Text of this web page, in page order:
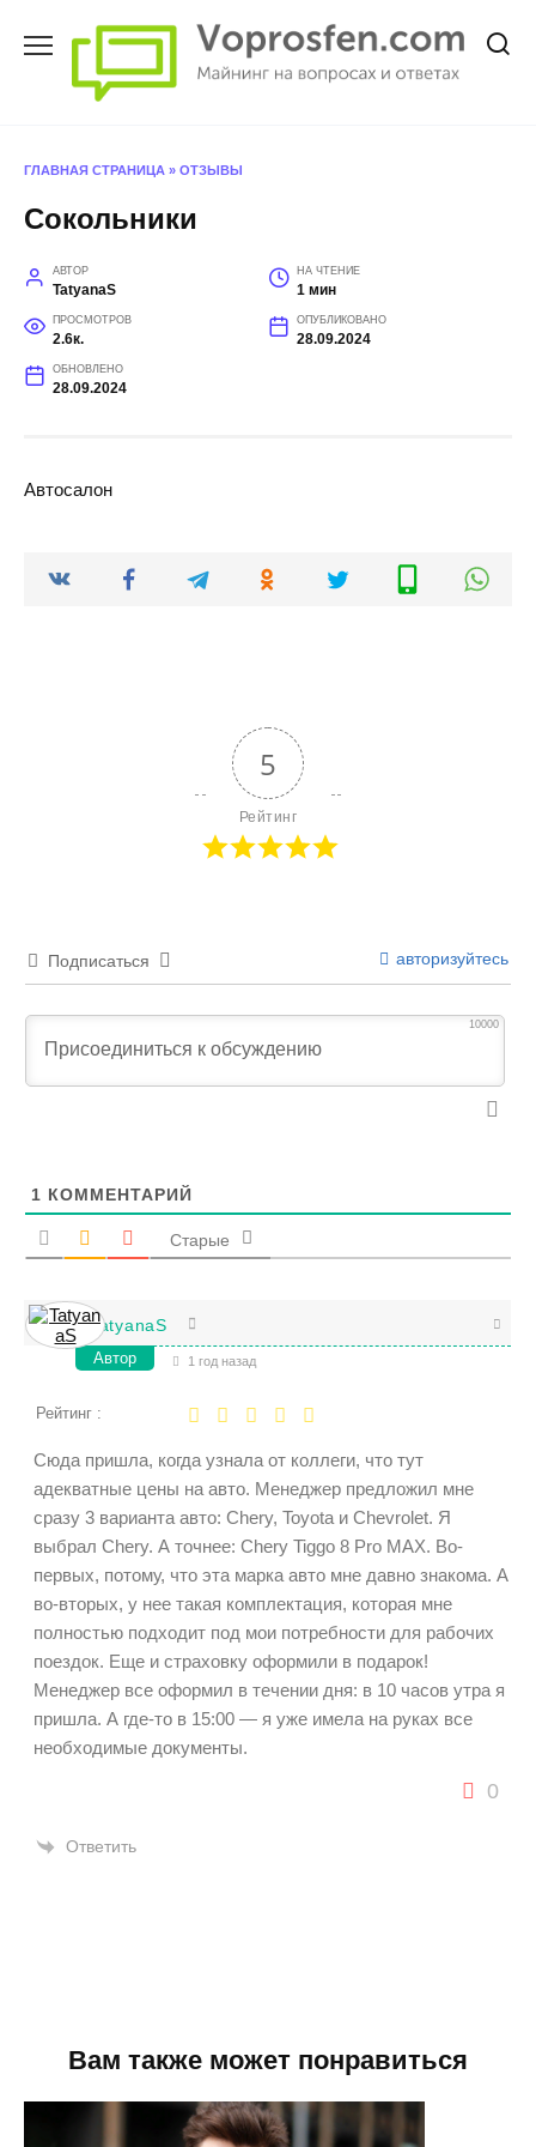
ГЛАВНАЯ СТРАНИЦА » ОТЗЫВЫ
Сокольники
АВТОР
TatyanaS
НА ЧТЕНИЕ
1 мин
ПРОСМОТРОВ
2.6к.
ОПУБЛИКОВАНО
28.09.2024
ОБНОВЛЕНО
28.09.2024
Автосалон
5
Рейтинг
Подписаться авторизуйтесь
10000
1 КОММЕНТАРИЙ
Старые
TatyanaS
Автор 1 год назад
Рейтинг :
Сюда пришла, когда узнала от коллеги, что тут
адекватные цены на авто. Менеджер предложил мне
сразу 3 варианта авто: Chery, Toyota и Chevrolet. Я
выбрал Chery. А точнее: Chery Tiggo 8 Pro MAX. Во-
первых, потому, что эта марка авто мне давно знакома. А
во-вторых, у нее такая комплектация, которая мне
полностью подходит под мои потребности для рабочих
поездок. Еще и страховку оформили в подарок!
Менеджер все оформил в течении дня: в 10 часов утра я
пришла. А где-то в 15:00 — я уже имела на руках все
необходимые документы.
0
Ответить
Вам также может понравиться